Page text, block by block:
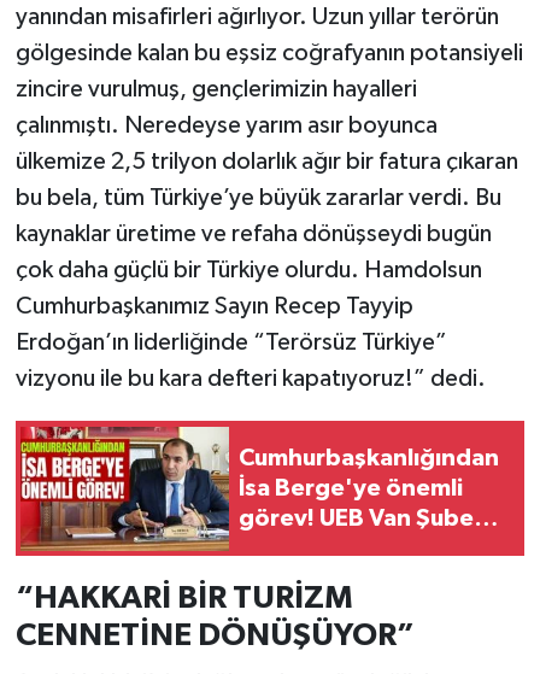
yanından misafirleri ağırlıyor. Uzun yıllar terörün
gölgesinde kalan bu eşsiz coğrafyanın potansiyeli
zincire vurulmuş, gençlerimizin hayalleri
çalınmıştı. Neredeyse yarım asır boyunca
ülkemize 2,5 trilyon dolarlık ağır bir fatura çıkaran
bu bela, tüm Türkiye’ye büyük zararlar verdi. Bu
kaynaklar üretime ve refaha dönüşseydi bugün
çok daha güçlü bir Türkiye olurdu. Hamdolsun
Cumhurbaşkanımız Sayın Recep Tayyip
Erdoğan’ın liderliğinde “Terörsüz Türkiye”
vizyonu ile bu kara defteri kapatıyoruz!” dedi.
Cumhurbaşkanlığından
İsa Berge'ye önemli
görev! UEB Van Şube
“HAKKARİ BİR TURİZM
CENNETİNE DÖNÜŞÜYOR”